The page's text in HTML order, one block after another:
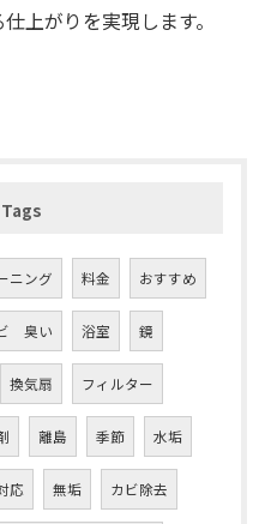
上がりを実現します。
Tags
ニング 料金 おすすめ
臭い 浴室 鏡
換気扇 フィルター
離島 季節 水垢
応 無垢 カビ除去